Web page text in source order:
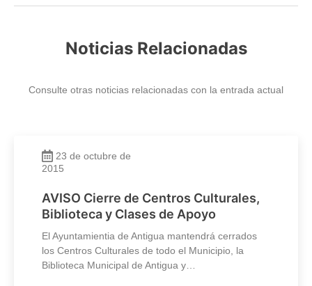
Noticias Relacionadas
Consulte otras noticias relacionadas con la entrada actual
23 de octubre de
2015
AVISO Cierre de Centros Culturales,
Biblioteca y Clases de Apoyo
El Ayuntamientia de Antigua mantendrá cerrados
los Centros Culturales de todo el Municipio, la
Biblioteca Municipal de Antigua y…